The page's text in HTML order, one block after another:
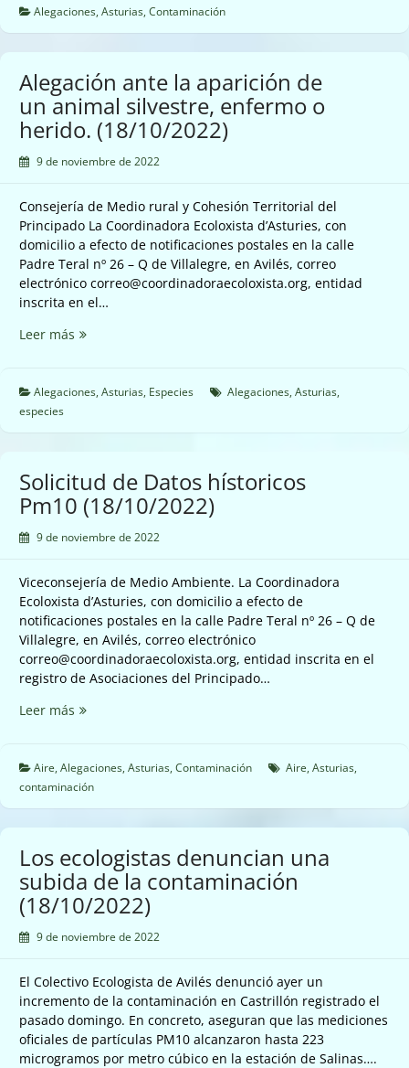
calidad
ambiental
(18/10/2022)
Alegaciones, Asturias, Contaminación
Alegación ante la aparición de
un animal silvestre, enfermo o
herido. (18/10/2022)
9 de noviembre de 2022
Consejería de Medio rural y Cohesión Territorial del
Principado La Coordinadora Ecoloxista d’Asturies, con
domicilio a efecto de notificaciones postales en la calle
Padre Teral nº 26 – Q de Villalegre, en Avilés, correo
electrónico correo@coordinadoraecoloxista.org, entidad
inscrita en el…
Leer más Alegación
aparición
enfermo
o
(18/10/2022)
Alegaciones, Asturias, Especies Alegaciones, Asturias,
especies
Solicitud de Datos hístoricos
Pm10 (18/10/2022)
9 de noviembre de 2022
Viceconsejería de Medio Ambiente. La Coordinadora
Ecoloxista d’Asturies, con domicilio a efecto de
notificaciones postales en la calle Padre Teral nº 26 – Q de
Villalegre, en Avilés, correo electrónico
correo@coordinadoraecoloxista.org, entidad inscrita en el
registro de Asociaciones del Principado…
Leer más Solicitud
hístoricos
Pm10
(18/10/2022)
Aire, Alegaciones, Asturias, Contaminación Aire, Asturias,
contaminación
Los ecologistas denuncian una
subida de la contaminación
(18/10/2022)
9 de noviembre de 2022
El Colectivo Ecologista de Avilés denunció ayer un
incremento de la contaminación en Castrillón registrado el
pasado domingo. En concreto, aseguran que las mediciones
oficiales de partículas PM10 alcanzaron hasta 223
microgramos por metro cúbico en la estación de Salinas….